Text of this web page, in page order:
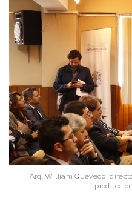
Arq. William Quevedo,